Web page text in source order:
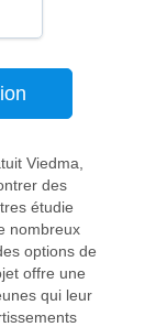
Viedma,
des
étudie
nombreux
options de
offre une
qui leur